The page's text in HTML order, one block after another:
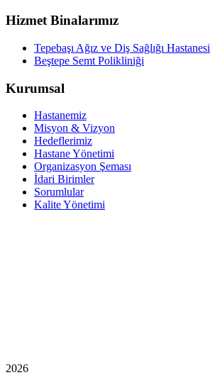
Hizmet Binalarımız
Tepebaşı Ağız ve Diş Sağlığı Hastanesi
Beştepe Semt Polikliniği
Kurumsal
Hastanemiz
Misyon & Vizyon
Hedeflerimiz
Hastane Yönetimi
Organizasyon Şeması
İdari Birimler
Sorumlular
Kalite Yönetimi
2026